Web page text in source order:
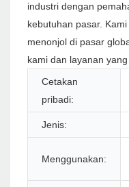
industri dengan
kebutuhan pasar.
menonjol di pasar
kami dan layanan
Cetakan
pribadi:
Jenis:
Menggunakan: